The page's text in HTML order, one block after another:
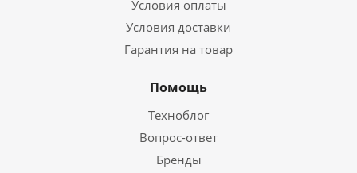
Условия оплаты
Условия доставки
Гарантия на товар
Помощь
Техноблог
Вопрос-ответ
Бренды